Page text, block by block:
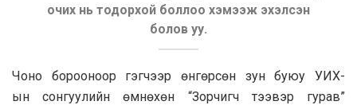
очих нь тодорхой боллоо хэмээж эхэлсэн
болов уу.
Чоно борооноор гэгчээр өнгөрсөн зун буюу УИХ-
ын сонгуулийн өмнөхөн “Зорчигч тээвэр гурав”